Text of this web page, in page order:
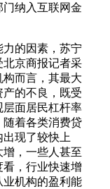
纳入互联网金
的因素，苏宁
京商报记者采
而言，其最大
的不良，既受
面居民杠杆率
随着各类消费贷
现了较快上
，一些人甚至
，行业快速增
机构的盈利能